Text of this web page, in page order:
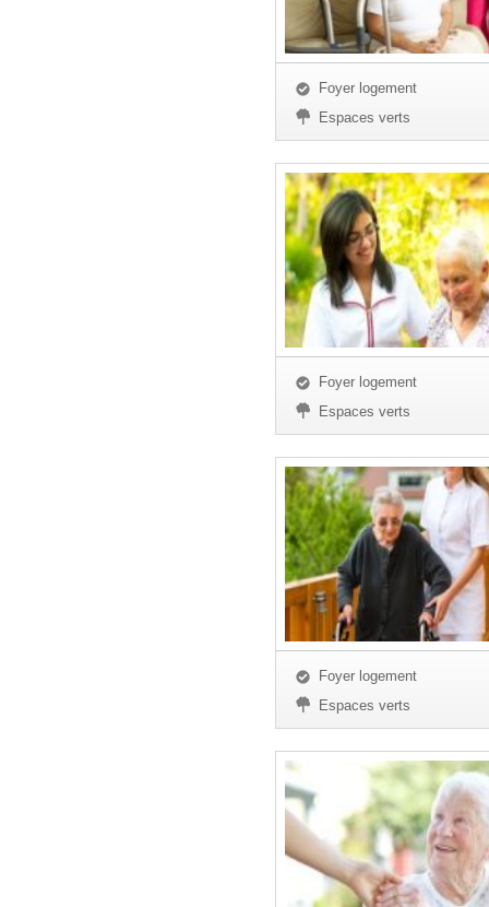
Foyer logement
Espaces verts
Foyer logement
Espaces verts
Foyer logement
Espaces verts